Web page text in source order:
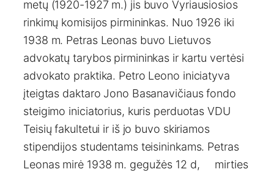
metų (1920-1927 m.) jis buvo Vyriausiosios
rinkimų komisijos pirmininkas. Nuo 1926 iki
1938 m. Petras Leonas buvo Lietuvos
advokatų tarybos pirmininkas ir kartu vertėsi
advokato praktika. Petro Leono iniciatyva
įteigtas daktaro Jono Basanavičiaus fondo
steigimo iniciatorius, kuris perduotas VDU
Teisių fakultetui ir iš jo buvo skiriamos
stipendijos studentams teisininkams. Petras
Leonas mirė 1938 m. gegužės 12 d, mirties